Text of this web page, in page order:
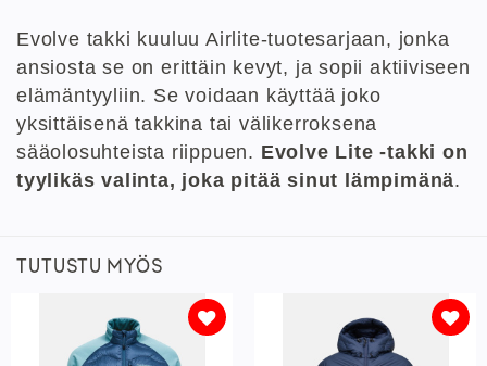
Evolve takki kuuluu Airlite-tuotesarjaan, jonka
ansiosta se on erittäin kevyt, ja sopii aktiiviseen
elämäntyyliin. Se voidaan käyttää joko
yksittäisenä takkina tai välikerroksena
sääolosuhteista riippuen. Evolve Lite -takki on
tyylikäs valinta, joka pitää sinut lämpimänä.
TUTUSTU MYÖS
Lisää
Lisää